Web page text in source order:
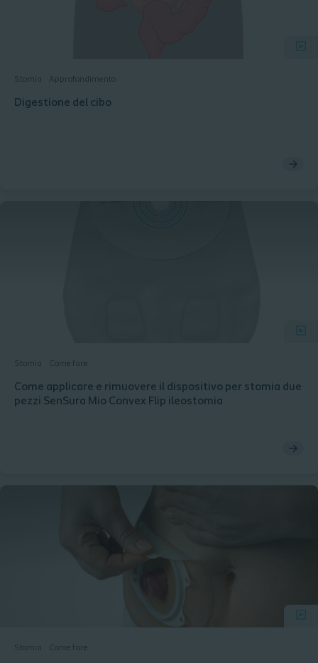
Stomia Approfondimento
Digestione del cibo
Stomia Come fare
Come applicare e rimuovere il dispositivo per stomia due
pezzi SenSura Mio Convex Flip ileostomia
Stomia Come fare